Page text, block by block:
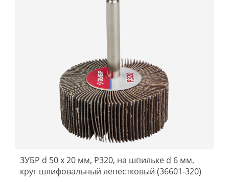
ЗУБР d 50 x 20 мм, P320, на шпильке d 6 мм,
круг шлифовальный лепестковый (36601-320)